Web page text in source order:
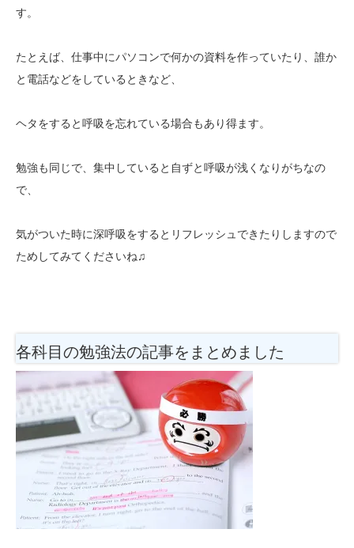
す。
たとえば、仕事中にパソコンで何かの資料を作っていたり、誰か
と電話などをしているときなど、
ヘタをすると呼吸を忘れている場合もあり得ます。
勉強も同じで、集中していると自ずと呼吸が浅くなりがちなの
で、
気がついた時に深呼吸をするとリフレッシュできたりしますので
ためしてみてくださいね♫
各科目の勉強法の記事をまとめました